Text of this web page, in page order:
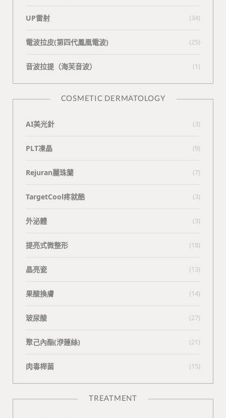
UP雷射 (34)
電波拉皮(第四代鳳凰電波) (25)
⾳波拉提（海芙⾳波） (1)
COSMETIC DERMATOLOGY
AI美光針 (3)
PLT凍晶 (9)
Rejuran麗珠蘭 (7)
TargetCool疼就酷 (3)
外泌體 (3)
提亮式微整形 (18)
晶亮瓷 (13)
果酸換膚 (14)
玻尿酸 (27)
聚己內酯(洢蓮絲) (21)
肉毒桿菌 (15)
TREATMENT